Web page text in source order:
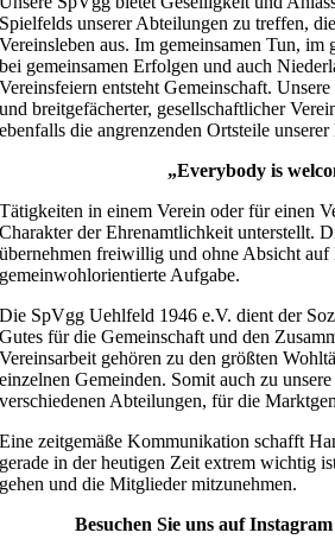
Spielfelds unserer Abteilungen zu treffen,
Vereinsleben aus. Im gemeinsamen Tun, im
bei gemeinsamen Erfolgen und auch
Vereinsfeiern entsteht Gemeinschaft.
und breitgefächerter, gesellschaftlicher
ebenfalls die angrenzenden Ortsteile
„Everybody is
Tätigkeiten in einem Verein oder für einen
Charakter der Ehrenamtlichkeit unterstellt.
übernehmen freiwillig und ohne Absicht auf
gemeinwohlorientierte Aufgabe.
Die SpVgg Uehlfeld 1946 e.V. dient der
Gutes für die Gemeinschaft und den
Vereinsarbeit gehören zu den größten
einzelnen Gemeinden. Somit auch zu
verschiedenen Abteilungen, für die
Eine zeitgemäße Kommunikation schafft
gerade in der heutigen Zeit extrem wichtig
gehen und die Mitglieder mitzunehmen.
Besuchen Sie uns auf